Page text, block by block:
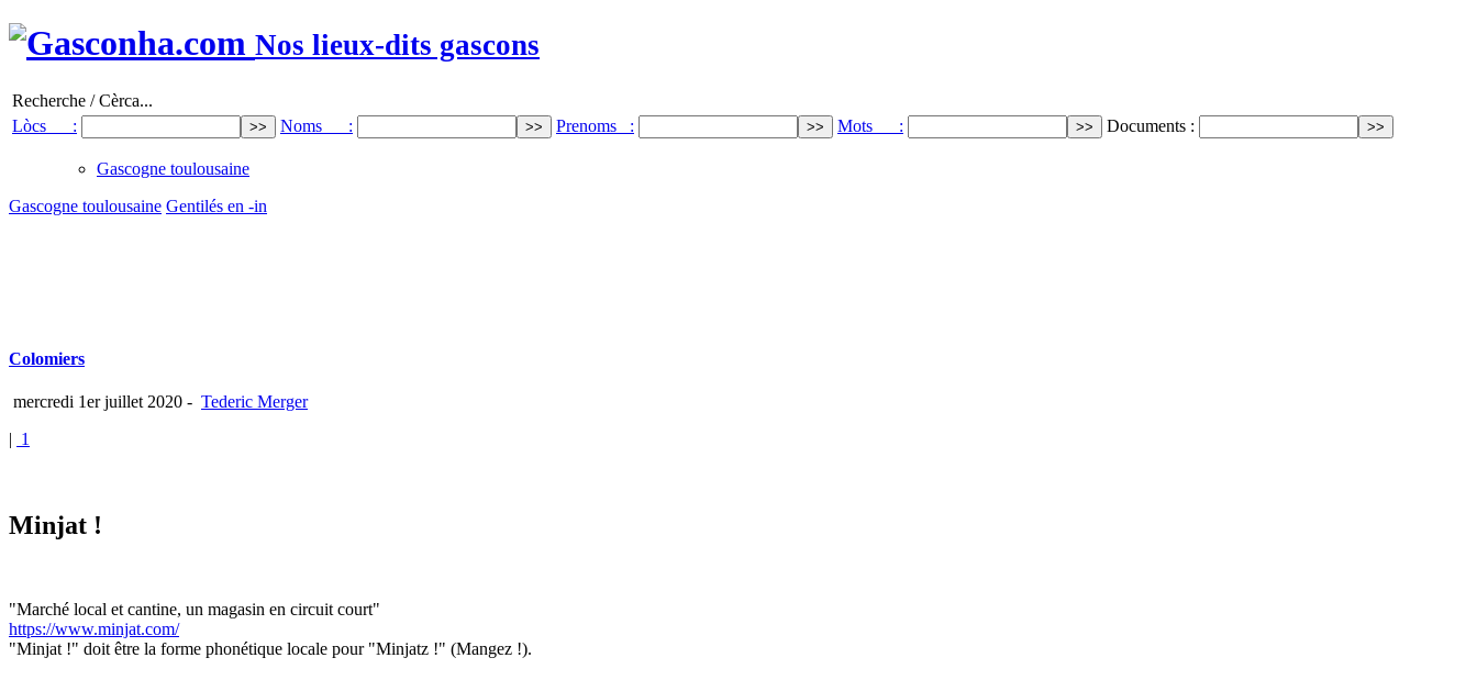
Nos lieux-dits gascons
Recherche / Cèrca...
Lòcs :
Noms : Prenoms : Mots : Documents :
Gascogne toulousaine
Gascogne toulousaine Gentilés en -in
Colomiers
mercredi 1er juillet 2020 - Tederic Merger
| 1
Minjat !
"Marché local et cantine, un magasin en circuit court"
https://www.minjat.com/
"Minjat !" doit être la forme phonétique locale pour "Minjatz !" (Mangez !).